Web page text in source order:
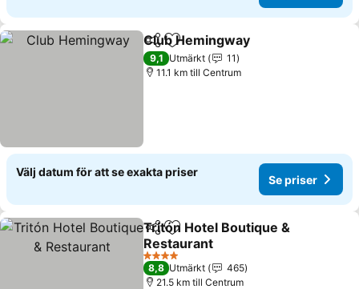
Dela Lägg till i Mina Favoriter
Club Hemingway
9,1 Utmärkt
11
11.1 km till Centrum
Välj datum för att se exakta priser
Se priser
Dela Lägg till i Mina Favoriter
Tritón Hotel Boutique &
Restaurant
4 Stjärnor
8,8 Utmärkt
465
21.5 km till Centrum